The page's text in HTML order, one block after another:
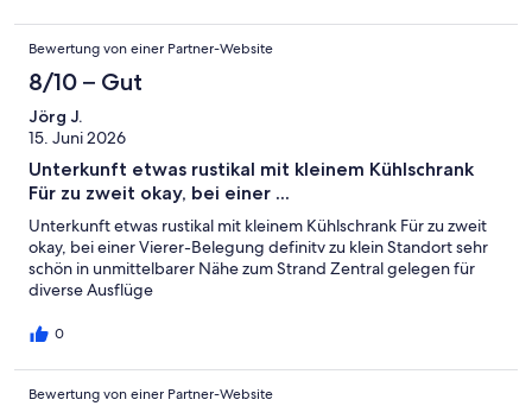
Bewertung von einer Partner-Website
8/10 – Gut
Jörg J.
15. Juni 2026
Unterkunft etwas rustikal mit kleinem Kühlschrank
Für zu zweit okay, bei einer ...
Unterkunft etwas rustikal mit kleinem Kühlschrank Für zu zweit
okay, bei einer Vierer-Belegung definitv zu klein Standort sehr
schön in unmittelbarer Nähe zum Strand Zentral gelegen für
diverse Ausflüge
0
Bewertung von einer Partner-Website